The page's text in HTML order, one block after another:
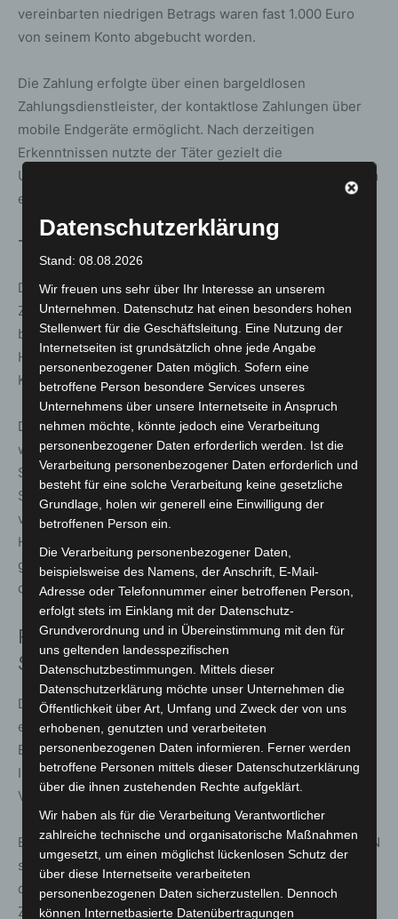
vereinbarten niedrigen Betrags waren fast 1.000 Euro
von seinem Konto abgebucht worden.
Die Zahlung erfolgte über einen bargeldlosen
Zahlungsdienstleister, der kontaktlose Zahlungen über
mobile Endgeräte ermöglicht. Nach derzeitigen
Erkenntnissen nutzte der Täter gezielt die
Unübersichtlichkeit des mobilen Bezahlvorgangs aus, um
einen deutlich höheren Betrag abbuchen zu lassen.
Täterbeschreibung und Ermittlungen
Der unbekannte Mann wird als etwa 175 bis 180
Zentimeter groß und zwischen 45 und 50 Jahre alt
beschrieben. Er war korpulent, hatte dunkle, mittellange
Haare und trug zum Tatzeitpunkt vollständig dunkle
Kleidung.
Die Polizei in Hannover hat ein Ermittlungsverfahren
wegen Betrugs eingeleitet. Die Tat ereignete sich im
Stadtteil Misburg. Zeuginnen und Zeugen, die am
Samstagmorgen im Bereich der Anderter Straße
verdächtige Beobachtungen gemacht haben oder
Hinweise zur Identität des Täters geben können, werden
gebeten, sich bei der Polizeiinspektion Hannover unter
der Telefonnummer 0511 109-2515 zu melden.
Prävention: Polizei warnt vor
Spendenbetrug
Die Polizei weist darauf hin, dass Spendenbereitschaft
ein wichtiges gesellschaftliches Engagement darstellt,
Betrüger dieses Vertrauen jedoch gezielt ausnutzen.
Insbesondere bei bargeldlosen Zahlungen ist erhöhte
Vorsicht geboten.
Bürgerinnen und Bürger sollten vor der Eingabe ihrer PIN
stets den angezeigten Betrag genau kontrollieren und
den gesamten Bezahlvorgang aufmerksam verfolgen.
Zudem rät die Polizei, sich nicht unter Zeitdruck setzen
Datenschutzerklärung
Stand: 08.08.2026
Wir freuen uns sehr über Ihr Interesse an unserem
Unternehmen. Datenschutz hat einen besonders hohen
Stellenwert für die Geschäftsleitung. Eine Nutzung der
Internetseiten ist grundsätzlich ohne jede Angabe
personenbezogener Daten möglich. Sofern eine
betroffene Person besondere Services unseres
Unternehmens über unsere Internetseite in Anspruch
nehmen möchte, könnte jedoch eine Verarbeitung
personenbezogener Daten erforderlich werden. Ist die
Verarbeitung personenbezogener Daten erforderlich und
besteht für eine solche Verarbeitung keine gesetzliche
Grundlage, holen wir generell eine Einwilligung der
betroffenen Person ein.
Die Verarbeitung personenbezogener Daten,
beispielsweise des Namens, der Anschrift, E-Mail-
Adresse oder Telefonnummer einer betroffenen Person,
erfolgt stets im Einklang mit der Datenschutz-
Grundverordnung und in Übereinstimmung mit den für
uns geltenden landesspezifischen
Datenschutzbestimmungen. Mittels dieser
Datenschutzerklärung möchte unser Unternehmen die
Öffentlichkeit über Art, Umfang und Zweck der von uns
erhobenen, genutzten und verarbeiteten
personenbezogenen Daten informieren. Ferner werden
betroffene Personen mittels dieser Datenschutzerklärung
über die ihnen zustehenden Rechte aufgeklärt.
Wir haben als für die Verarbeitung Verantwortlicher
zahlreiche technische und organisatorische Maßnahmen
umgesetzt, um einen möglichst lückenlosen Schutz der
über diese Internetseite verarbeiteten
personenbezogenen Daten sicherzustellen. Dennoch
können Internetbasierte Datenübertragungen